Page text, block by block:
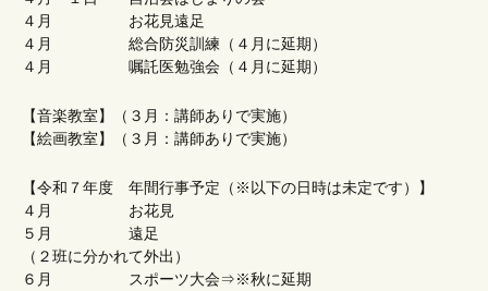
４月 お花見遠足
４月 総合防災訓練（４月に延期）
４月 嘱託医勉強会（４月に延期）
【音楽教室】（３月：講師ありで実施）
【絵画教室】（３月：講師ありで実施）
【令和７年度 年間行事予定（※以下の日時は未定です）】
４月 お花見
５月 遠足
（２班に分かれて外出）
６月 スポーツ大会⇒※秋に延期